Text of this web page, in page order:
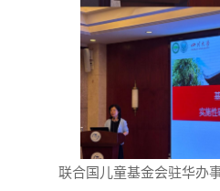
联合国儿童基金会驻华办